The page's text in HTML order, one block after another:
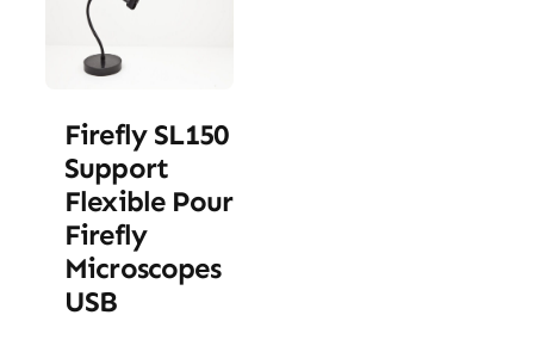
Firefly SL150
Support
Flexible Pour
Firefly
Microscopes
USB